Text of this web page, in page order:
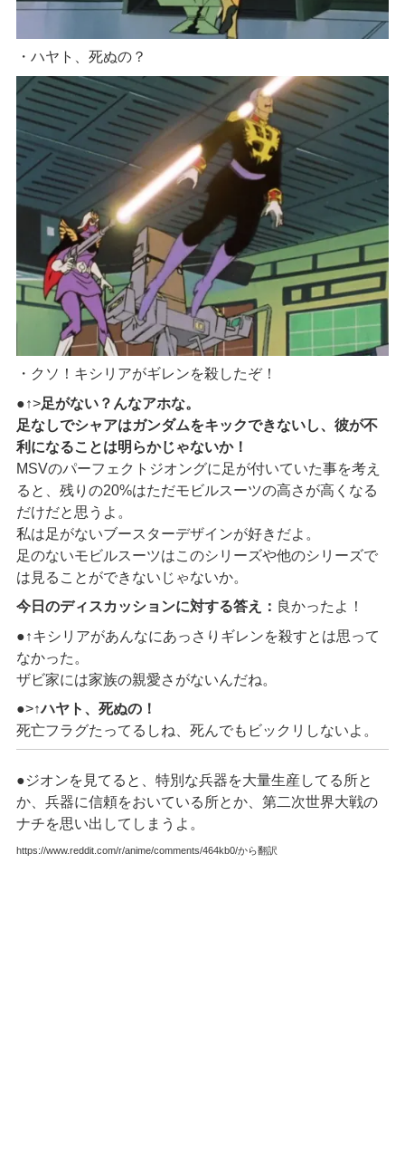
・ハヤト、死ぬの？
・クソ！キシリアがギレンを殺したぞ！
●↑>足がない？んなアホな。
足なしでシャアはガンダムをキックできないし、彼が不
利になることは明らかじゃないか！
MSVのパーフェクトジオングに足が付いていた事を考え
ると、残りの20%はただモビルスーツの高さが高くなる
だけだと思うよ。
私は足がないブースターデザインが好きだよ。
足のないモビルスーツはこのシリーズや他のシリーズで
は見ることができないじゃないか。
今日のディスカッションに対する答え： 良かったよ！
●↑キシリアがあんなにあっさりギレンを殺すとは思って
なかった。
ザビ家には家族の親愛さがないんだね。
●>↑ハヤト、死ぬの！
死亡フラグたってるしね、死んでもビックリしないよ。
●ジオンを見てると、特別な兵器を大量生産してる所と
か、兵器に信頼をおいている所とか、第二次世界大戦の
ナチを思い出してしまうよ。
https://www.reddit.com/r/anime/comments/464kb0/から翻訳